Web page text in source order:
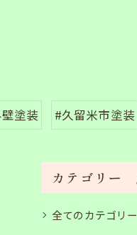
塗装 #久留米市塗装
カテゴリー
全てのカテゴリー